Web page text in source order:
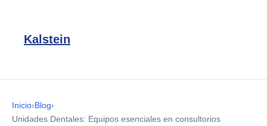
Kalstein
Inicio›Blog›
Unidades Dentales: Equipos esenciales en consultorios